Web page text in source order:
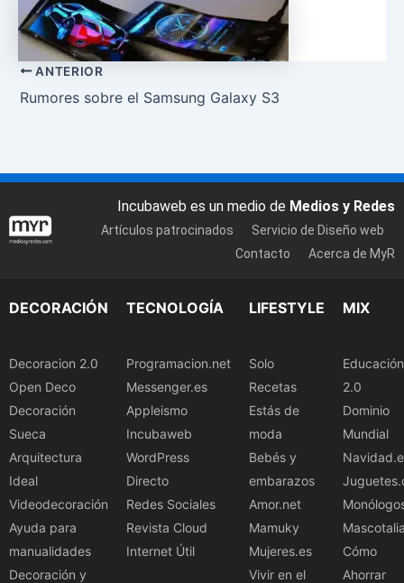
ANTERIOR
Rumores sobre el Samsung Galaxy S3
Incubaweb es un medio de Medios y Redes
Artículos patrocinados
Servicio de Diseño web
Contacto
Acerca de MyR
DECORACIÓN
Decoracion 2.0
Open Deco
Decoración
Sueca
Arquitectura
Ideal
Videodecoración
Ayuda para
manualidades
Decoración y
TECNOLOGÍA
Programacion.net
Messenger.es
Appleismo
Incubaweb
WordPress
Directo
Redes Sociales
Revista Cloud
Internet Útil
LIFESTYLE
Solo
Recetas
Estás de
moda
Bebés y
embarazos
Amor.net
Mamuky
Mujeres.es
Vivir en el
MIX
Educación
2.0
Dominio
Mundial
Cómo
Ahorrar